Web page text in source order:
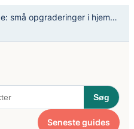
Forårsguide: små opgraderinger i hjem og fritid
Søg
Seneste guides